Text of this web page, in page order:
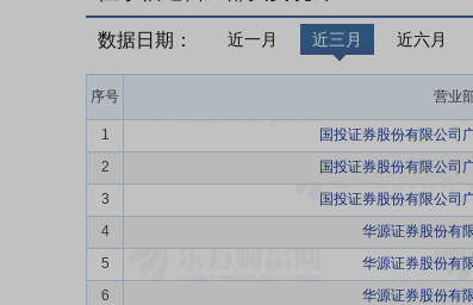
数据日期： 近一月 近三月 近六月
序号 营业
1 国投证券股份有限公司
2
国投证券股份有限公司
3
国投证券股份有限公司
4
华源证券股份有
5
华源证券股份有
6
华源证券股份有